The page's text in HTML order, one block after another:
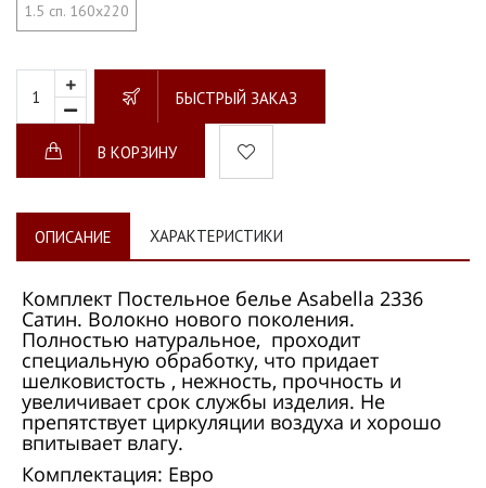
1.5 сп. 160х220
БЫСТРЫЙ ЗАКАЗ
В КОРЗИНУ
ОПИСАНИЕ ХАРАКТЕРИСТИКИ
Комплект Постельное белье Asabella 2336
Сатин. Волокно нового поколения.
Полностью натуральное, проходит
специальную обработку, что придает
шелковистость , нежность, прочность и
увеличивает срок службы изделия. Не
препятствует циркуляции воздуха и хорошо
впитывает влагу.
Комплектация: Евро